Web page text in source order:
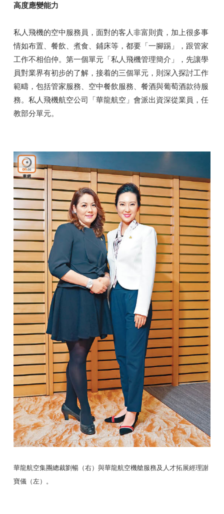
高度應變能力
私人飛機的空中服務員，面對的客人非富則貴，加上很多事
情如布置、餐飲、煮食、鋪床等，都要「一腳踢」，跟管家
工作不相伯仲。第一個單元「私人飛機管理簡介」，先讓學
員對業界有初步的了解，接着的三個單元，則深入探討工作
範疇，包括管家服務、空中餐飲服務、餐酒與葡萄酒款待服
務。私人飛機航空公司「華龍航空」會派出資深從業員，任
教部分單元。
華龍航空集團總裁劉暢（右）與華龍航空機艙服務及人才拓展經理謝
寶儀（左）。